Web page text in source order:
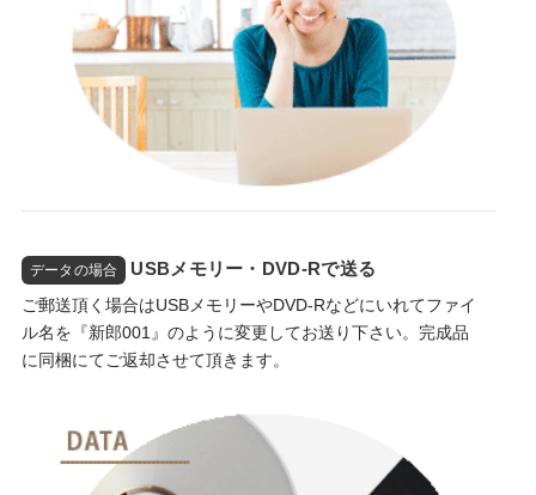
データの場合 USBメモリー・DVD-Rで送る
ご郵送頂く場合はUSBメモリーやDVD-Rなどにいれてファイ
ル名を『新郎001』のように変更してお送り下さい。完成品
に同梱にてご返却させて頂きます。